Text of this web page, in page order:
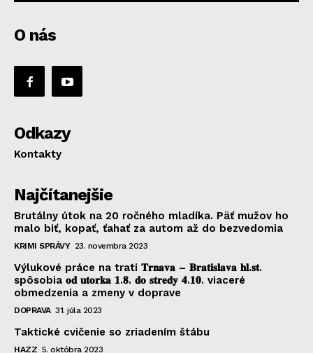
O nás
Odkazy
Kontakty
Najčítanejšie
Brutálny útok na 20 ročného mladíka. Päť mužov ho
malo biť, kopať, ťahať za autom až do bezvedomia
KRIMI SPRÁVY 23. novembra 2023
Výlukové práce na trati 𝐓𝐫𝐧𝐚𝐯𝐚 – 𝐁𝐫𝐚𝐭𝐢𝐬𝐥𝐚𝐯𝐚 𝐡𝐥.𝐬𝐭.
spôsobia 𝐨𝐝 𝐮𝐭𝐨𝐫𝐤𝐚 𝟏.𝟖. 𝐝𝐨 𝐬𝐭𝐫𝐞𝐝𝐲 𝟒.𝟏𝟎. viaceré
obmedzenia a zmeny v doprave
DOPRAVA 31. júla 2023
Taktické cvičenie so zriadením štábu
HAZZ 5. októbra 2023